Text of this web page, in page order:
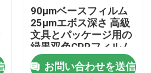
90μmベースフィルム
25μmエボス深さ 高級
文具とパッケージ用の
緑黒双色CPPフィルム
お問い合わせを送信